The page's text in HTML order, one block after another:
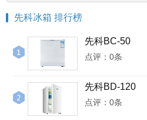
先科冰箱 排行榜
先科BC-50
点评：0条
先科BD-120
点评：0条